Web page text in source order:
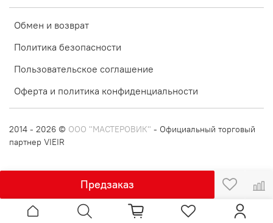
Предзаказ
Обмен и возврат
Политика безопасности
Пользовательское соглашение
Оферта и политика конфиденциальности
2014 - 2026 © ООО "МАСТЕРОВИК" - Официальный торговый
партнер VIEIR